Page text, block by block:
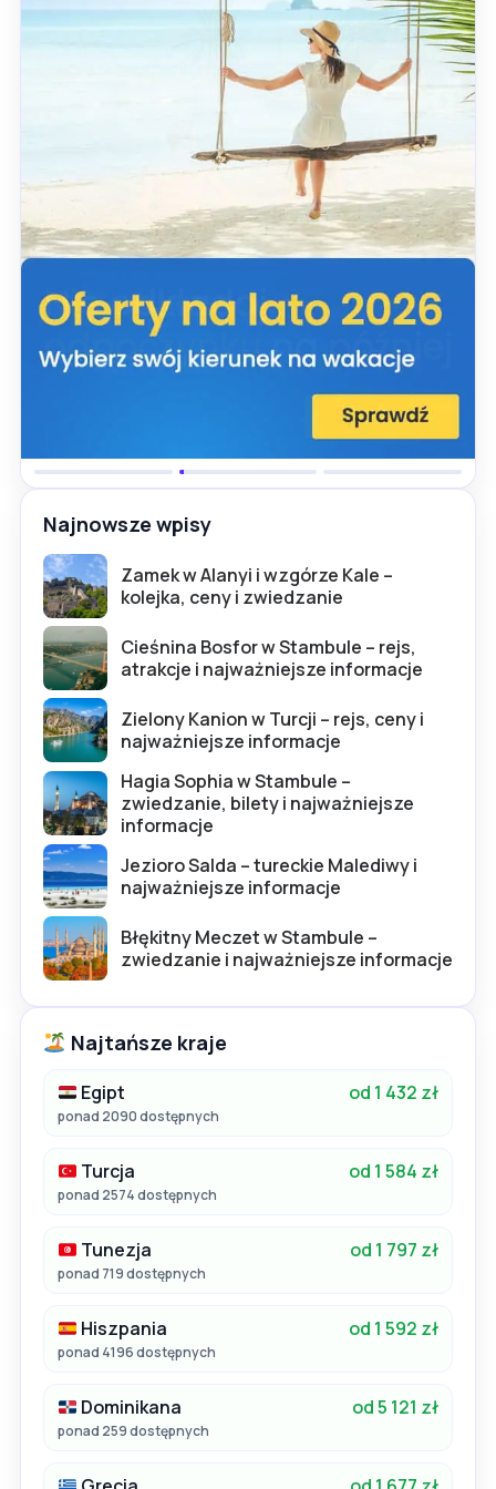
Najnowsze wpisy
Zamek w Alanyi i wzgórze Kale –
kolejka, ceny i zwiedzanie
Cieśnina Bosfor w Stambule – rejs,
atrakcje i najważniejsze informacje
Zielony Kanion w Turcji – rejs, ceny i
najważniejsze informacje
Hagia Sophia w Stambule –
zwiedzanie, bilety i najważniejsze
informacje
Jezioro Salda – tureckie Malediwy i
najważniejsze informacje
Błękitny Meczet w Stambule –
zwiedzanie i najważniejsze informacje
Najtańsze kraje
Egipt od 1 432 zł
ponad 2090 dostępnych
Turcja od 1 584 zł
ponad 2574 dostępnych
Tunezja od 1 797 zł
ponad 719 dostępnych
Hiszpania od 1 592 zł
ponad 4196 dostępnych
Dominikana od 5 121 zł
ponad 259 dostępnych